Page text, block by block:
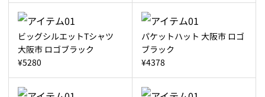
ビッグシルエットTシャツ
大阪市 ロゴブラック
¥5280
パケットハット 大阪市 ロゴ
ブラック
¥4378